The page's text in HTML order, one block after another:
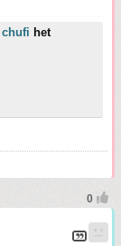
chufi het